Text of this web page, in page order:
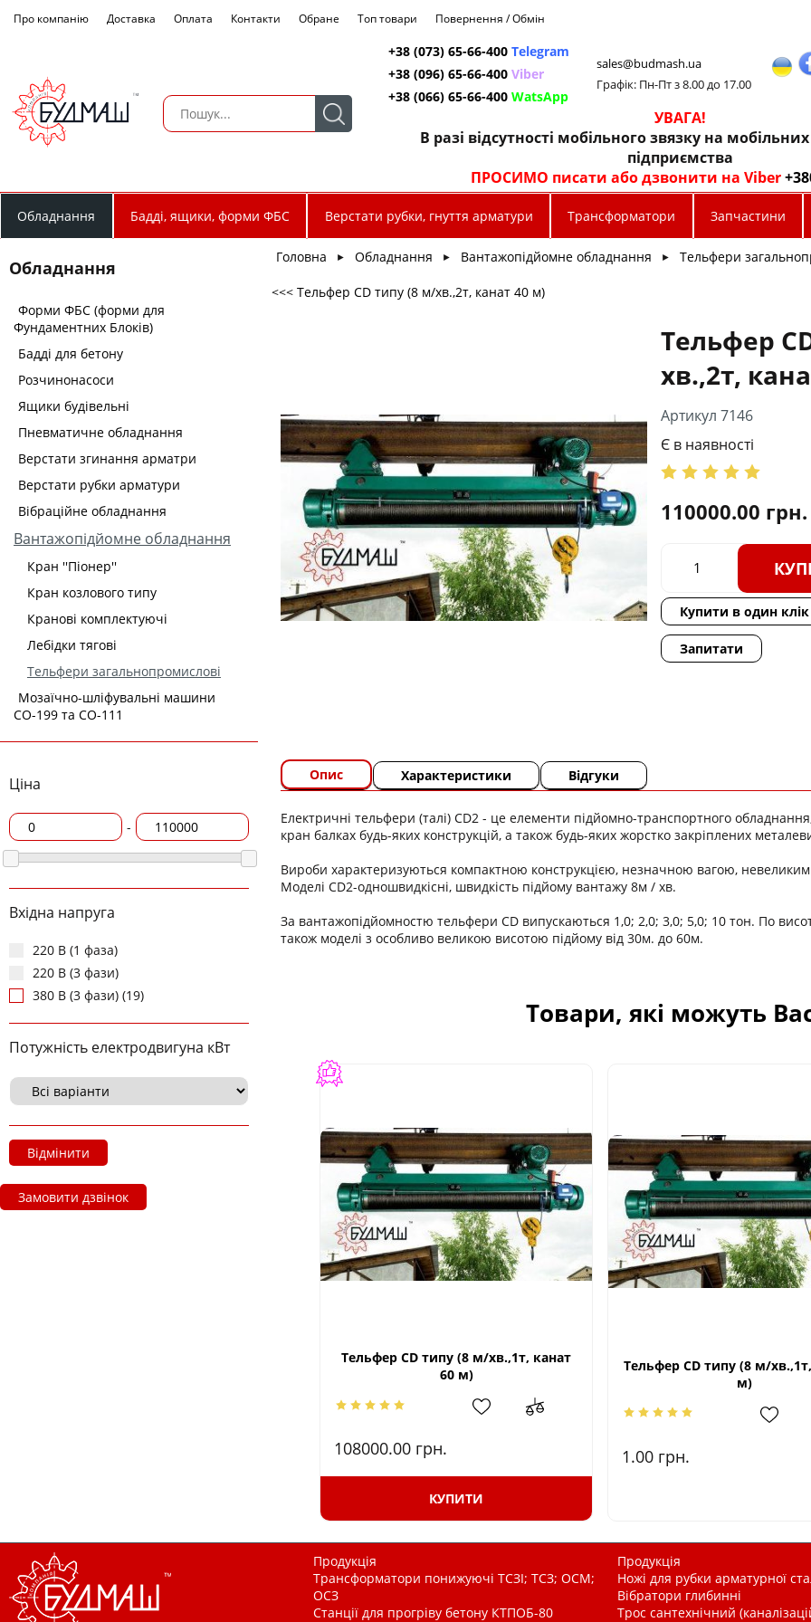
Про компанію Доставка Оплата Контакти Обране Топ товари Повернення / Обмін
+38 (073) 65-66-400 Telegram
+38 (096) 65-66-400 Viber
+38 (066) 65-66-400 WatsApp
sales@budmash.ua
Графік: Пн-Пт з 8.00 до 17.00
УВАГА!
В разі відсутності мобільного звязку на
підприємства
ПРОСИМО писати або дзвонити на Viber
Обладнання Бадді, ящики, форми ФБС Верстати рубки, гнуття арматури Трансформатори Запчастини
Обладнання
Форми ФБС (форми для
Фундаментних Блоків)
Бадді для бетону
Розчинонасоси
Ящики будівельні
Пневматичне обладнання
Верстати згинання арматри
Верстати рубки арматури
Вібраційне обладнання
Вантажопідйомне обладнання
Кран ''Піонер''
Кран козлового типу
Кранові комплектуючі
Лебідки тягові
Тельфери загальнопромислові
Мозаїчно-шліфувальні машини
СО-199 та СО-111
Ціна
-
Вхідна напруга
220 В (1 фаза)
220 В (3 фази)
380 В (3 фази) (19)
Потужність електродвигуна кВт
Відмінити
Замовити дзвінок
Головна ► Обладнання ► Вантажопідйомне обладнання ► Тельфери
<<< Тельфер CD типу (8 м/хв.,2т, канат 40 м)
Тельфер
хв.,2т,
Артикул 7146
Є в наявності
110000.00 грн.
Купити в один клік
Запитати
Опис Характеристики Відгуки
Електричні тельфери (талі) CD2 - це елементи підйомно-транспортного
кран балках будь-яких конструкцій, а також будь-яких жорстко закріплених
Вироби характеризуються компактною конструкцією, незначною вагою,
Моделі CD2-одношвидкісні, швидкість підйому вантажу 8м / хв.
За вантажопідйомностю тельфери CD випускаються 1,0; 2,0; 3,0; 5,0; 10 тон. По
також моделі з особливо великою висотою підйому від 30м. до 60м.
Товари, які можуть
Тельфер CD типу (8 м/хв.,1т, канат
60 м)
108000.00 грн.
КУПИТИ
Тельфер CD типу (8 м/
м)
1.00 грн.
Продукція
Трансформатори понижуючі ТСЗІ; ТСЗ; ОСМ;
ОСЗ
Станції для прогріву бетону КТПОБ-80
Продукція
Ножі для рубки арматурної
Вібратори глибинні
Трос сантехнічний